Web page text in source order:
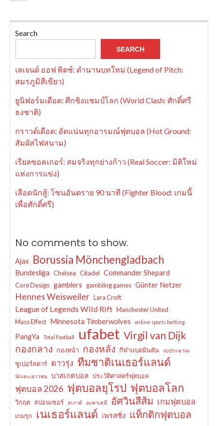
Search
SEARCH
เลเจนด์ ออฟ พิตช์: ตำนานบทใหม่ (Legend of Pitch:
สมรภูมิสีเขียว)
ยูนิฟอร์มเดือด: ศึกชิงแชมป์โลก (World Clash: ศักดิ์ศรี
ธงชาติ)
กราวด์เดือด: อัดแน่นทุกอารมณ์ฟุตบอล (Hot Ground:
สัมผัสไฟสนาม)
เรียลซอคเกอร์: สมจริงทุกย่างก้าว (Real Soccer: มิติใหม่
แห่งการแข่ง)
เลือดนักสู้: โซนอันตราย 90 นาที (Fighter Blood: เกมนี้
เพื่อศักดิ์ศรี)
No comments to show.
Ajax Borussia Mönchengladbach
Bundesliga Chelsea Citadel Commander Shepard
Core Design gamblers gambling games Günter Netzer
Hennes Weisweiler Lara Croft
League of Legends Wild Rift Manchester United
Mass Effect Minnesota Timberwolves online sports betting
PangYa Total Football ufabet Virgil van Dijk
กองกลาง กองหน้า กองหลัง กีฬาแบดมินตัน งบประมาณ
ซูเปอร์สตาร์ ดาวรุ่ง ทีมชาติเนเธอร์แลนด์
นักเตะเยาวชน บาสเกตบอล ประวัติศาสตร์ฟุตบอล
ฟุตบอล 2026 ฟุตบอลยุโรป ฟุตบอลโลก
วิกฤต สปอนเซอร์ สเกาต์ อะคาเดมี อัศวินสีส้ม เกมฟุตบอล
เกมรุก เนเธอร์แลนด์ เพรสซิ่ง แท็กติกฟุตบอล